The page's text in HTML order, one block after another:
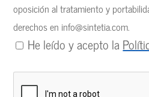
oposición al tratamiento y
derechos en info@sintetia.com.
He leído y acepto la